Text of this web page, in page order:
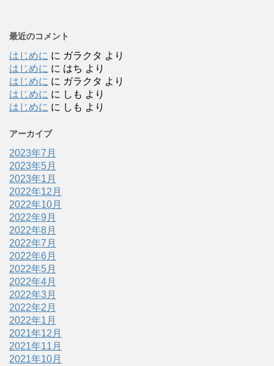
最近のコメント
はじめに に ガラクタ より
はじめに に はち より
はじめに に ガラクタ より
はじめに に しも より
はじめに に しも より
アーカイブ
2023年7月
2023年5月
2023年1月
2022年12月
2022年10月
2022年9月
2022年8月
2022年7月
2022年6月
2022年5月
2022年4月
2022年3月
2022年2月
2022年1月
2021年12月
2021年11月
2021年10月